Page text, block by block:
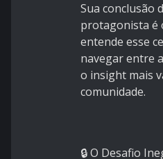
Sua conclusão
protagonista é
entende esse
navegar entre
o insight mais
comunidade.
🔒 O Desafio